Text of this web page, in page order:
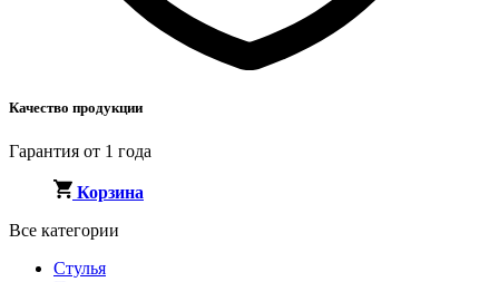
Качество продукции
Гарантия от 1 года
Корзина
Все категории
Стулья